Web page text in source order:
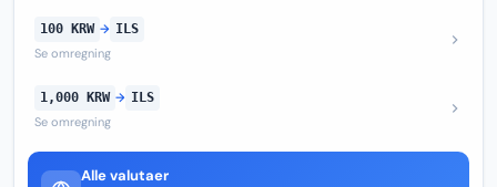
100 KRW → ILS
Se omregning
1,000 KRW → ILS
Se omregning
Alle valutaer